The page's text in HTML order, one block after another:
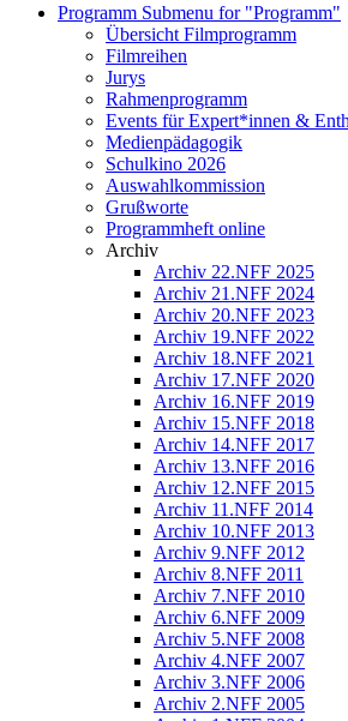
Programm Submenu for "Programm"
Übersicht Filmprogramm
Filmreihen
Jurys
Rahmenprogramm
Events für Expert*innen &
Medienpädagogik
Schulkino 2026
Auswahlkommission
Grußworte
Programmheft online
Archiv
Archiv 22.NFF 2025
Archiv 21.NFF 2024
Archiv 20.NFF 2023
Archiv 19.NFF 2022
Archiv 18.NFF 2021
Archiv 17.NFF 2020
Archiv 16.NFF 2019
Archiv 15.NFF 2018
Archiv 14.NFF 2017
Archiv 13.NFF 2016
Archiv 12.NFF 2015
Archiv 11.NFF 2014
Archiv 10.NFF 2013
Archiv 9.NFF 2012
Archiv 8.NFF 2011
Archiv 7.NFF 2010
Archiv 6.NFF 2009
Archiv 5.NFF 2008
Archiv 4.NFF 2007
Archiv 3.NFF 2006
Archiv 2.NFF 2005